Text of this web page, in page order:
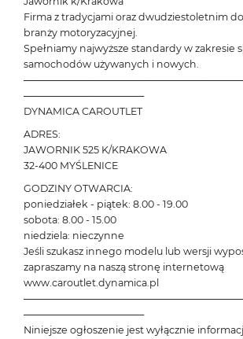
Firma z tradycjami oraz dwudziestoletnim
branży motoryzacyjnej.
Spełniamy najwyższe standardy w zakresie
samochodów używanych i nowych.
─────────────────
DYNAMICA CAROUTLET
ADRES:
JAWORNIK 525 K/KRAKOWA
32-400 MYŚLENICE
GODZINY OTWARCIA:
poniedziałek - piątek: 8.00 - 19.00
sobota: 8.00 - 15.00
niedziela: nieczynne
Jeśli szukasz innego modelu lub wersji
zapraszamy na naszą stronę internetową
www.caroutlet.dynamica.pl
─────────────────
Niniejsze ogłoszenie jest wyłącznie